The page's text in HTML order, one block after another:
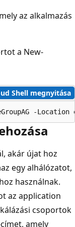
az alkalmazás
a New-
Shell megnyitása
akár újat hoz
egy alhálózatot,
használnak.
az application
csoportok
amely